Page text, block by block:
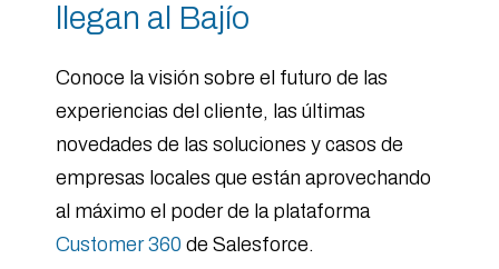
llegan al Bajío
Conoce la visión sobre el futuro de las
experiencias del cliente, las últimas
novedades de las soluciones y casos de
empresas locales que están aprovechando
al máximo el poder de la plataforma
Customer 360 de Salesforce.